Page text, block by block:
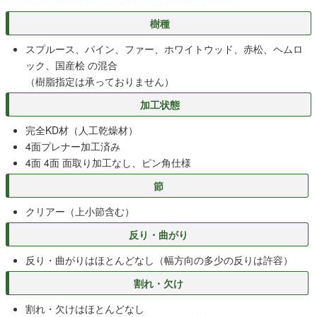
樹種
スプルース、パイン、ファー、ホワイトウッド、赤松、ヘムロ
ック、国産桧 の混合
（樹脂指定は承っておりません）
加工状態
完全KD材（人工乾燥材）
4面プレナー加工済み
4面 4面 面取り加工なし、ピン角仕様
節
クリアー（上小節含む）
反り・曲がり
反り・曲がりはほとんどなし（幅方向の多少の反りは許容）
割れ・欠け
割れ・欠けはほとんどなし